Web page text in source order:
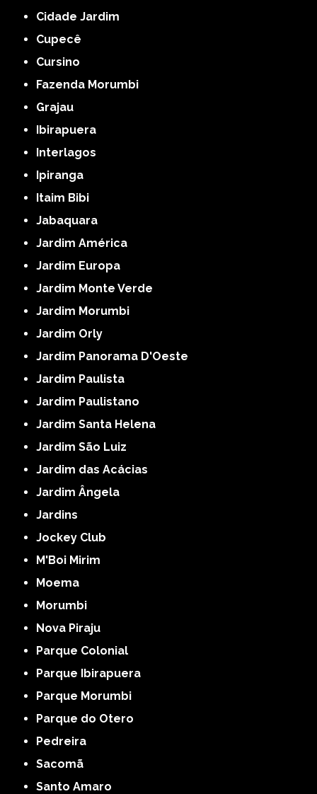
Cidade Jardim
Cupecê
Cursino
Fazenda Morumbi
Grajau
Ibirapuera
Interlagos
Ipiranga
Itaim Bibi
Jabaquara
Jardim América
Jardim Europa
Jardim Monte Verde
Jardim Morumbi
Jardim Orly
Jardim Panorama D'Oeste
Jardim Paulista
Jardim Paulistano
Jardim Santa Helena
Jardim São Luiz
Jardim das Acácias
Jardim Ângela
Jardins
Jockey Club
M'Boi Mirim
Moema
Morumbi
Nova Piraju
Parque Colonial
Parque Ibirapuera
Parque Morumbi
Parque do Otero
Pedreira
Sacomã
Santo Amaro